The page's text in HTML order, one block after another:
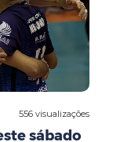
556 visualizações
sábado